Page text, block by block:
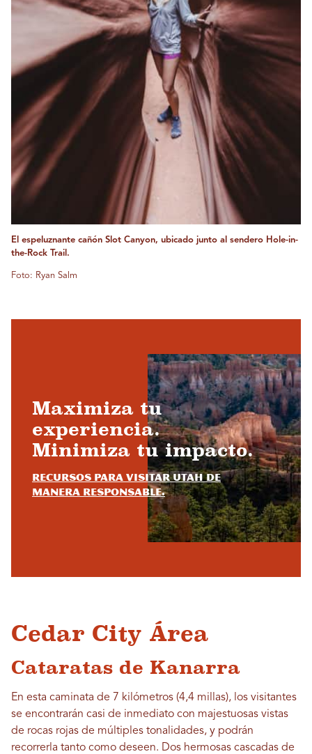
El espeluznante cañón Slot Canyon, ubicado junto al sendero Hole-in-
the-Rock Trail.
Foto: Ryan Salm
Maximiza tu
experiencia.
Minimiza tu impacto.
Recursos para visitar Utah de
manera responsable.
Cedar City Área
Cataratas de Kanarra
En esta caminata de 7 kilómetros (4,4 millas), los visitantes
se encontrarán casi de inmediato con majestuosas vistas
de rocas rojas de múltiples tonalidades, y podrán
recorrerla tanto como deseen. Dos hermosas cascadas de